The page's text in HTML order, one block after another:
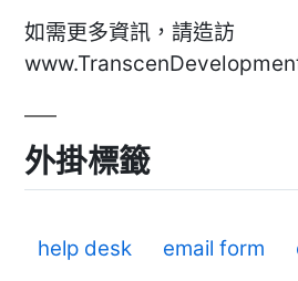
如需更多資訊，請造訪
外掛標籤
help desk email form